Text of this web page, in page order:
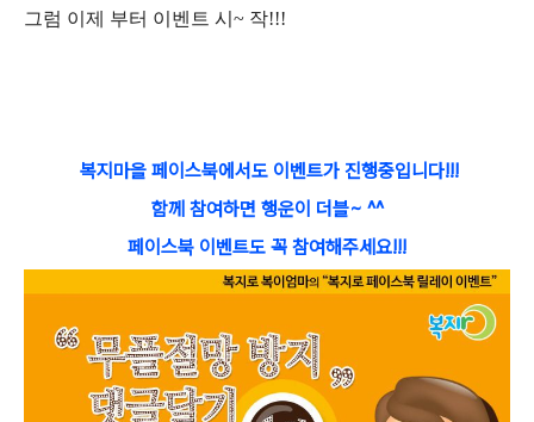
그럼 이제 부터 이벤트 시~ 작!!!
복지마을 페이스북에서도 이벤트가 진행중입니다!!!
함께 참여하면 행운이 더블~ ^^
페이스북 이벤트도 꼭 참여해주세요!!!